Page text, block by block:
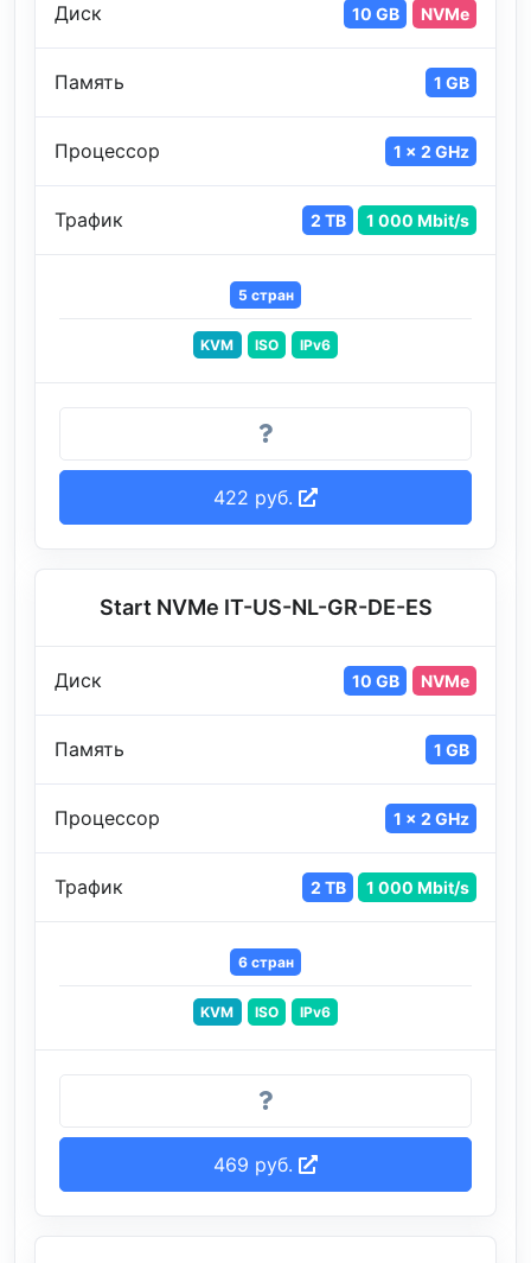
Диск 10 GB NVMe
Память 1 GB
Процессор 1 x 2 GHz
Трафик 2 TB 1 000 Mbit/s
5 стран
KVM ISO IPv6
422 руб.
Start NVMe IT-US-NL-GR-DE-ES
Диск 10 GB NVMe
Память 1 GB
Процессор 1 x 2 GHz
Трафик 2 TB 1 000 Mbit/s
6 стран
KVM ISO IPv6
469 руб.